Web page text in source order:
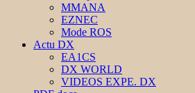
MMANA
EZNEC
Mode ROS
Actu DX
EA1CS
DX WORLD
VIDEOS EXPE. DX